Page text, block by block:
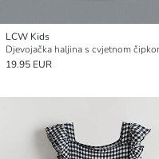
LCW Kids
Djevojačka haljina s cvjetnom
19.95 EUR